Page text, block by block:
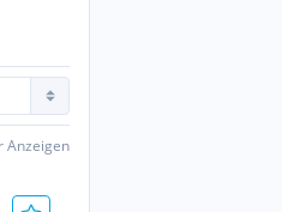
Anzeigen